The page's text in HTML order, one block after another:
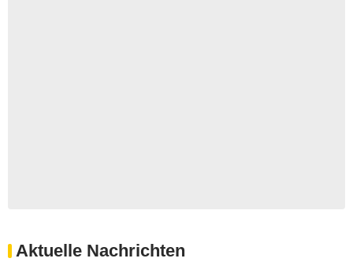
Aktuelle Nachrichten